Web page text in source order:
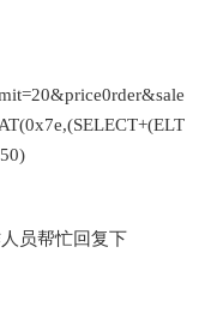
员帮忙回复下